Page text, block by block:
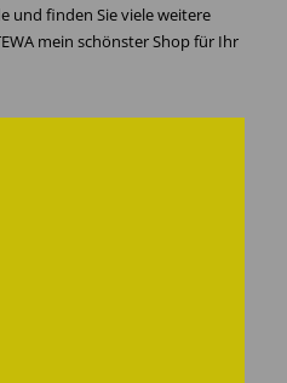
und finden Sie viele weitere
mein schönster Shop für Ihr